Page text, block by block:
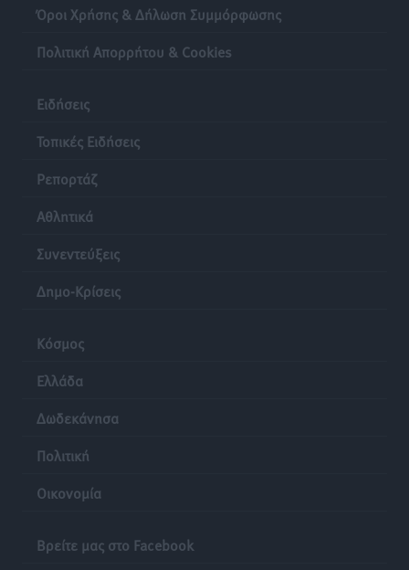
Όροι Χρήσης & Δήλωση Συμμόρφωσης
Πολιτική Απορρήτου & Cookies
Ειδήσεις
Τοπικές Ειδήσεις
Ρεπορτάζ
Αθλητικά
Συνεντεύξεις
Δημο-Κρίσεις
Κόσμος
Ελλάδα
Δωδεκάνησα
Πολιτική
Οικονομία
Βρείτε μας στο Facebook